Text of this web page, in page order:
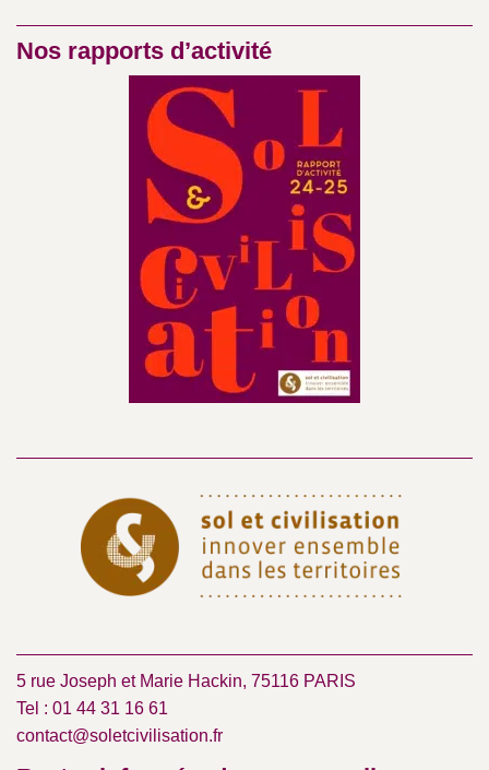
Nos rapports d’activité
5 rue Joseph et Marie Hackin, 75116 PARIS
Tel : 01 44 31 16 61
contact@soletcivilisation.fr